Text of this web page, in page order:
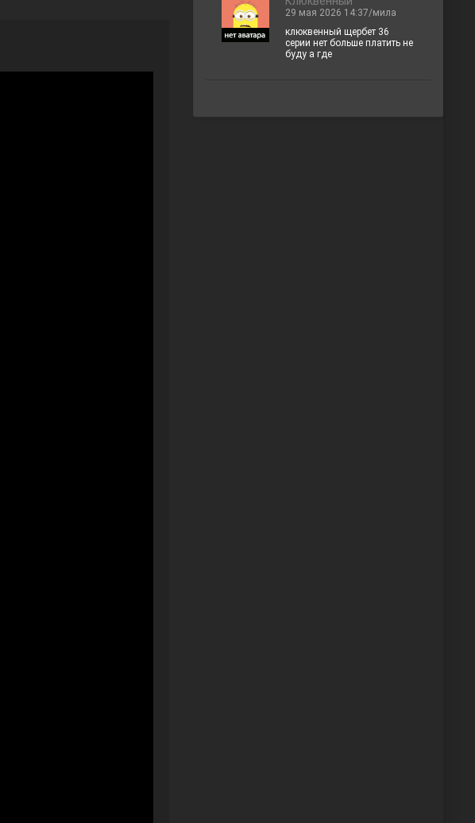
29 мая 2026 14:37/мила
клюквенный щербет 36
серии нет больше платить не
буду а где